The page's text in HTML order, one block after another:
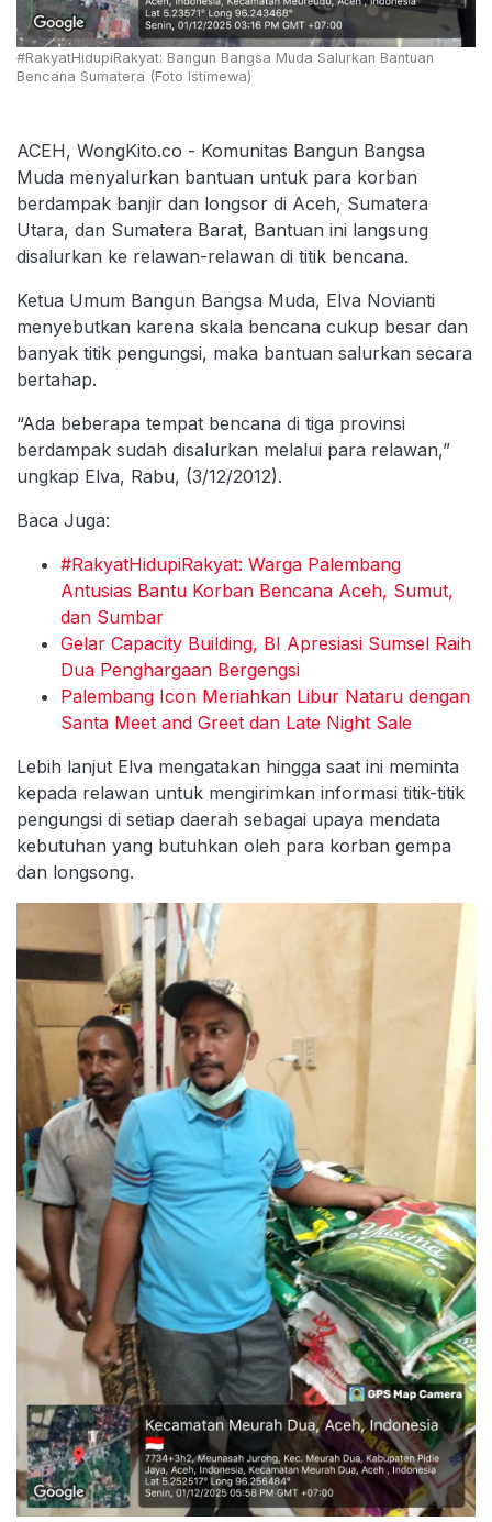
#RakyatHidupiRakyat: Bangun Bangsa Muda Salurkan Bantuan
Bencana Sumatera (Foto Istimewa)
ACEH, WongKito.co - Komunitas Bangun Bangsa
Muda menyalurkan bantuan untuk para korban
berdampak banjir dan longsor di Aceh, Sumatera
Utara, dan Sumatera Barat, Bantuan ini langsung
disalurkan ke relawan-relawan di titik bencana.
Ketua Umum Bangun Bangsa Muda, Elva Novianti
menyebutkan karena skala bencana cukup besar dan
banyak titik pengungsi, maka bantuan salurkan secara
bertahap.
“Ada beberapa tempat bencana di tiga provinsi
berdampak sudah disalurkan melalui para relawan,”
ungkap Elva, Rabu, (3/12/2012).
Baca Juga:
#RakyatHidupiRakyat: Warga Palembang
Antusias Bantu Korban Bencana Aceh, Sumut,
dan Sumbar
Gelar Capacity Building, BI Apresiasi Sumsel Raih
Dua Penghargaan Bergengsi
Palembang Icon Meriahkan Libur Nataru dengan
Santa Meet and Greet dan Late Night Sale
Lebih lanjut Elva mengatakan hingga saat ini meminta
kepada relawan untuk mengirimkan informasi titik-titik
pengungsi di setiap daerah sebagai upaya mendata
kebutuhan yang butuhkan oleh para korban gempa
dan longsong.